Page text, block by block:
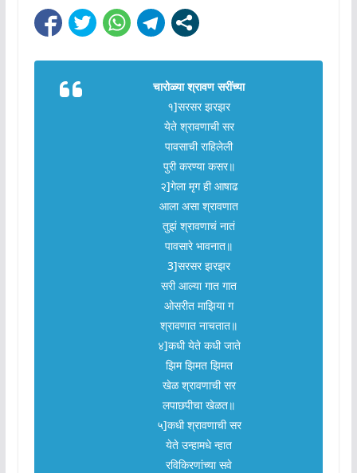
चारोळ्या श्रावण सरींच्या
१]सरसर झरझर
येते श्रावणाची सर
पावसाची राहिलेली
पुरी करण्या कसर॥
२]गेला मृग ही आषाढ
आला असा श्रावणात
तुझं श्रावणाचं नातं
पावसारे भावनात॥
3]सरसर झरझर
सरी आल्या गात गात
ओसरीत माझिया ग
श्रावणात नाचतात॥
४]कधी येते कधी जाते
झिम झिमत झिमत
खेळ श्रावणाची सर
लपाछपीचा खेळत॥
५]कधी श्रावणाची सर
येते उन्हामधे न्हात
रविकिरणांच्या सवे